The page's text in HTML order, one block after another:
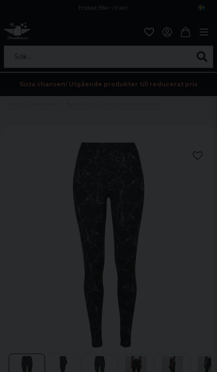
Endast 59kr i frakt
Sök...
Sista chansen! Utgående produkter till reducerat pris